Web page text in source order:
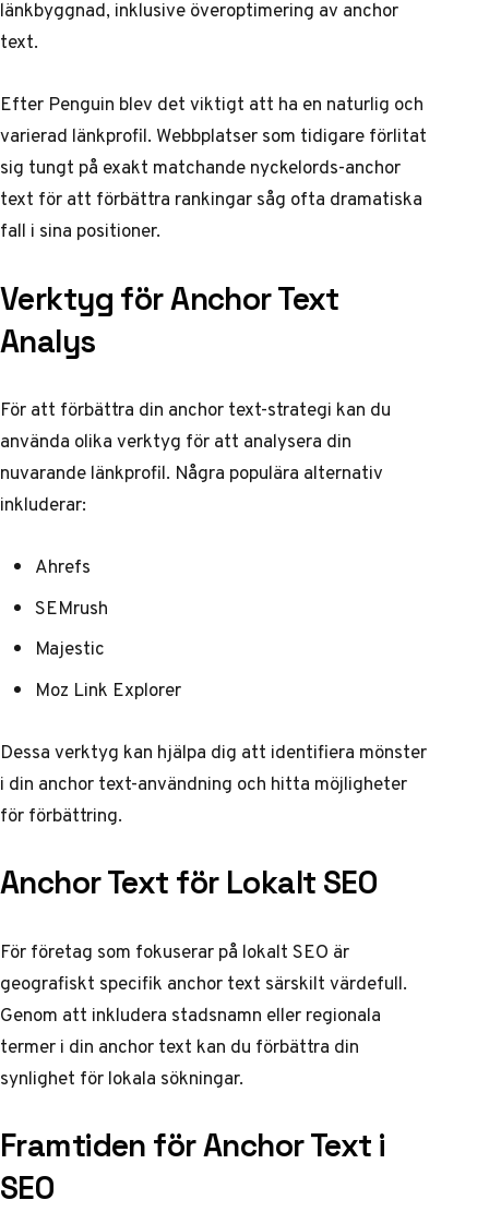
länkbyggnad, inklusive överoptimering av anchor
text.
Efter Penguin blev det viktigt att ha en naturlig och
varierad länkprofil. Webbplatser som tidigare förlitat
sig tungt på exakt matchande nyckelords-anchor
text för att förbättra rankingar såg ofta dramatiska
fall i sina positioner.
Verktyg för Anchor Text
Analys
För att förbättra din anchor text-strategi kan du
använda olika verktyg för att analysera din
nuvarande länkprofil. Några populära alternativ
inkluderar:
Ahrefs
SEMrush
Majestic
Moz Link Explorer
Dessa verktyg kan hjälpa dig att identifiera mönster
i din anchor text-användning och hitta möjligheter
för förbättring.
Anchor Text för Lokalt SEO
För företag som fokuserar på lokalt SEO är
geografiskt specifik anchor text särskilt värdefull.
Genom att inkludera stadsnamn eller regionala
termer i din anchor text kan du förbättra din
synlighet för lokala sökningar.
Framtiden för Anchor Text i
SEO